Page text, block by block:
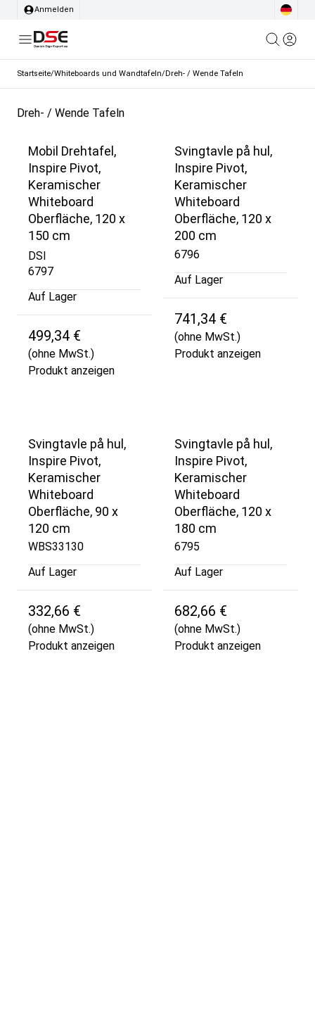
Anmelden
Startseite/Whiteboards und Wandtafeln/Dreh- / Wende Tafeln
Dreh- / Wende Tafeln
Mobil Drehtafel,
Inspire Pivot,
Keramischer
Whiteboard
Oberfläche, 120 x
150 cm
DSI
6797
Auf Lager
499,34 €
(ohne MwSt.)
Produkt anzeigen
Svingtavle på hul,
Inspire Pivot,
Keramischer
Whiteboard
Oberfläche, 120 x
200 cm
6796
Auf Lager
741,34 €
(ohne MwSt.)
Produkt anzeigen
Svingtavle på hul,
Inspire Pivot,
Keramischer
Whiteboard
Oberfläche, 90 x
120 cm
WBS33130
Auf Lager
332,66 €
(ohne MwSt.)
Produkt anzeigen
Svingtavle på hul,
Inspire Pivot,
Keramischer
Whiteboard
Oberfläche, 120 x
180 cm
6795
Auf Lager
682,66 €
(ohne MwSt.)
Produkt anzeigen